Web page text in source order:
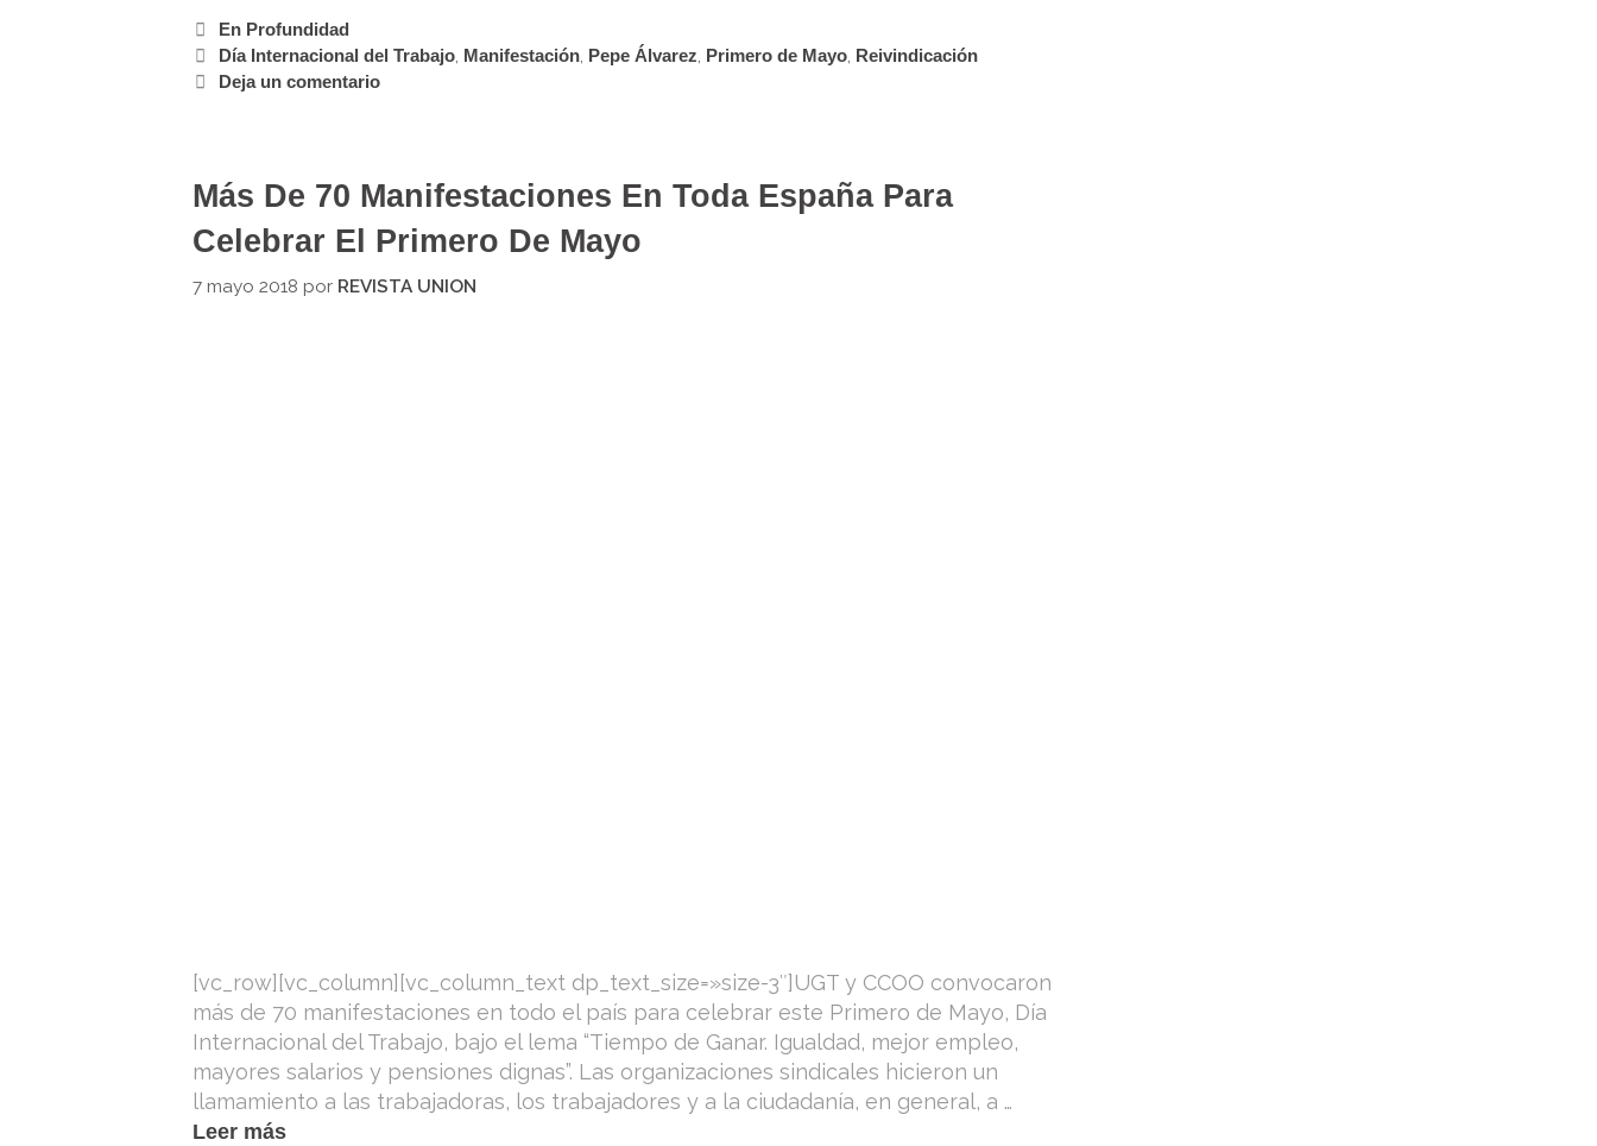
En Profundidad
Día Internacional del Trabajo, Manifestación, Pepe Álvarez, Primero de Mayo, Reivindicación
Deja un comentario
Más De 70 Manifestaciones En Toda España Para
Celebrar El Primero De Mayo
7 mayo 2018 por REVISTA UNION
[vc_row][vc_column][vc_column_text dp_text_size=»size-3″]UGT y CCOO convocaron
más de 70 manifestaciones en todo el país para celebrar este Primero de Mayo, Día
Internacional del Trabajo, bajo el lema “Tiempo de Ganar. Igualdad, mejor empleo,
mayores salarios y pensiones dignas”. Las organizaciones sindicales hicieron un
llamamiento a las trabajadoras, los trabajadores y a la ciudadanía, en general, a …
Leer más